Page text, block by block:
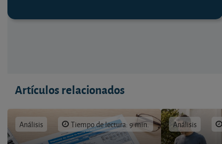
Artículos relacionados
Análisis Tiempo de lectura: 9 min. Análisis